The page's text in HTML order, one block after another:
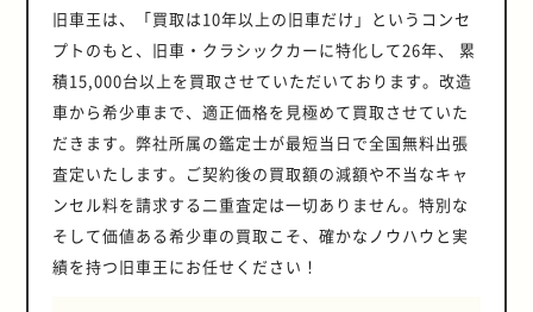
す。パオの世界観を妥協することな
く表現したクルマとして、見事に完
成しました。。 また、ノーマルルー
フに加えて、キャンバストップも用
意されました。開放的なキャンバス
気分を味わえます。 パオの魅力は内
装に詰まっている パオの魅力を最大
限感じられるのは、外観よりも内装
外観は見えませんが、こだわりの内
装によって常に特別な車に乗ってい
イナーチェンジ後のGT TypeRで
は、スカイラインGT-Rを想起させ
るような「R」のエンブレムがボデ
ィサイドにあしらわれています。 内
装は本革巻き3本スポークステアリ
感のあるアイテムが特別装備されて
いました。一方、インパネには
220km/hのスピードメーター、セン
計、燃料計の3連メーターを備える
などレーシーな雰囲気がいかにも
売されました。内外装、さらに性能
面で多くのパーツが専用開発され、
カー純正チューニングカーとして話
題を呼びます。アンフィニIの基本仕
様は、アンフィニII以降のシリーズ
にも踏襲されました。 販売価格：
278万8,000円〜 ＜性能面の主な専
用装備＞・専用開発の低圧ガスダン
パー・リミテッドスリップデフ ＜外
装の主な専用装備＞・BBS製鍛造ア
ルミホイール・ボディ同色リアスポ
ンジンで、2輪車開発で培ってきた
ノウハウが活かされています。 ま
ではありません。本田宗一郎氏が乗
り込んで颯爽と登場したボディカラ
ーの「赤」も、実は時代を切り開い
た結果でした。当時日本では、緊急
車両との混同の問題から「赤」の使
用が法律で規制されていました。し
かし、本田宗一郎氏が世論に訴え、
担当者が運輸省と度重なる交渉を重
ねた結果、ついに赤色の使用を勝ち
飛ぶレンガはステーションワゴンの
エステートです。 レースをきっかけ
に生まれたT-5Rエステートは数週間
で完売 レースでの成功を受けて開発
された850 T-5Rは、レース車輌のイ
メージを可能な限り投影したモデル
施されたエンジンに、専用のエアロ
パーツなどファンの心を掴む特別仕
様車T-5Rは、限定2,500台が用意さ
は、追加カラーが投入されるほどの
ロラリーで、真っ赤なボディカラー
の「ミニ クーパーS」が見事に初優
勝を飾ります。レースでの活躍によ
ってミニは一気に注目を集め、初代
のMK-1は販売台数100万台超という
大成功をおさめました。 ポール・ス
ション 1998年に限定1,500台で販売
された、ポール・スミス・ミニ。イ
ギリスのファッションデザイナー、
けた特別仕様車です。多くの人から
Y60型サファリ ライバル、ランドク
ルーザーがSUV路線へと舵を切るな
か、2代目サファリはあくまでもク
す。 クロカンとして高い性能を誇っ
ていたY60型サファリの魅力を紹介
します。 足回りを中心に悪路走破性
を飛躍的に向上 Y60型でのもっとも
大きな進化は足回りです。歴代のリ
ーフリジッドサスペンションから、
スタビライザー解除装置付きコイル
リジッドへ変更。ストロークの長い
大幅にサイズが縮小されています。
また、2007年のモデルチェンジで
は、特徴の1つだった独立フェンダ
タ純正のカスタムカーPX10の誕生
PX10の製作は、トヨタのボディ組み
立てメーカーである「アラコ」の、
創業50周年記念事業として企画され
たのがきっかけです。販売終了後も
根強い人気のあった、ランクル40の
復刻版を製作しようと計画されまし
た。 ランクル40のスタイリングを忠
開放感のあるガラスキャノピーとい
う象徴的なデザインを採用し「翼を
つけたライブコンパクトビークル」
というキャッチフレーズがつけられ
ました。 コンセプトカーをそのまま
市販化 東京モーターショーの出展か
ら3年後の1990年、「AXV-II」は“セ
ラ”という車名で市販化されます。
ら、ほぼコンセプトカーのスタイリ
ングのまま発売されました。 ルーフ
まで伸びたガラスウィンドウをはじ
て初めて4バルブヘッドが採用さ
れ、最高出力は390psを発揮しまし
た。 「テスタロッサ」は「赤い頭」
という意味のイタリア語で、1960年
代にフェラーリのレースカーとして
活躍したシリーズでも同じ名称が使
われています。ヘッドカバーが赤く
塗られていたことから名付けられま
渡すまでの8年間で、合計7,177台が
製造されました。スーパーカーとい
う特殊なモデルを考えると、大成功
た。レトロ感あふれるスタイリング
ムカーです。 ファンを魅了するラン
クル60と80の概要を紹介します。
ランクルの歴史を変えた60系 ランド
が展開されています。もともとのコ
ンセプト通りのクロスカントリー
車、業務用などのヘビーデューティ
ーに対応するヘビー系とその簡易版
ライト系、そして旗艦モデルのステ
ーションワゴンです。 ランクル60
て、ランサーエボリューションワゴ
ました。 エボワゴンは、発売された
翌年の2006年、デビュー戦である十
勝24時間レースで堂々の5位入賞を
走りと引けを取らない、エボワゴン
の特徴を紹介します。 ランサーエボ
リューション初のステーションワゴ
ン 2005年9月にランサーエボリュー
ション初のステーションワゴンとし
て登場した「ランサーエボリューシ
旧車王は、「買取は10年以上の旧車だけ」というコンセ
プトのもと、旧車・クラシックカーに特化して26年、 累
積15,000台以上を買取させていただいております。改造
車から希少車まで、適正価格を見極めて買取させていた
だきます。弊社所属の鑑定士が最短当日で全国無料出張
査定いたします。ご契約後の買取額の減額や不当なキャ
ンセル料を請求する二重査定は一切ありません。特別な
そして価値ある希少車の買取こそ、確かなノウハウと実
績を持つ旧車王にお任せください！